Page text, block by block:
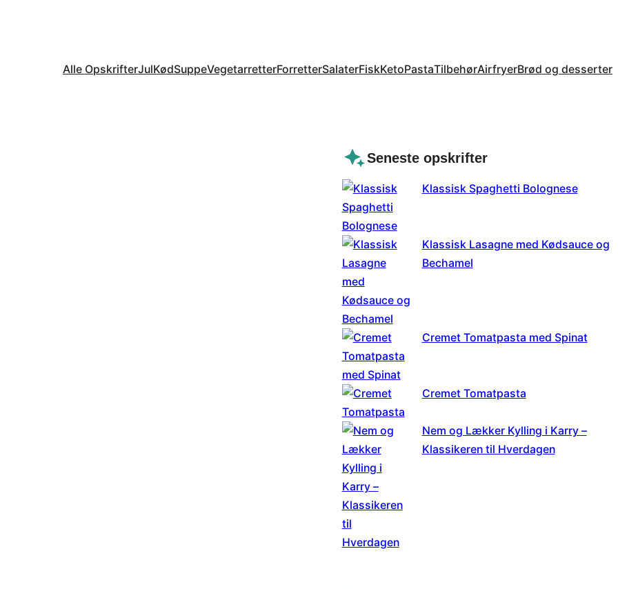
Alle OpskrifterJulKødSuppeVegetarretterForretterSalaterFiskKetoPastaTilbehørAirfryerBrød og desserter
Seneste opskrifter
Klassisk Spaghetti Bolognese
Klassisk Lasagne med Kødsauce og
Bechamel
Cremet Tomatpasta med Spinat
Cremet Tomatpasta
Nem og Lækker Kylling i Karry –
Klassikeren til Hverdagen